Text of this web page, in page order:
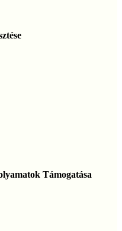
Támogatása